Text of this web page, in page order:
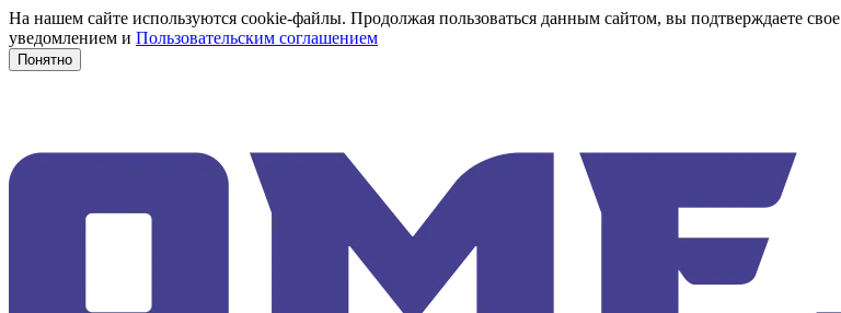
На нашем сайте используются cookie-файлы. Продолжая пользоваться данным сайтом, вы подтверждаете
уведомлением и Пользовательским соглашением
Понятно